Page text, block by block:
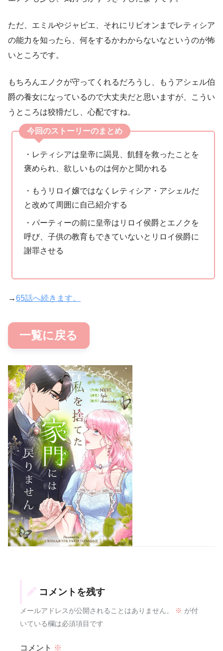
ただ、エミルやジャビエ、それにリビオンまでレティシア
の能力を知ったら、何をするかわからないなというのが怖
いところです。
もちろんエノクが守ってくれるだろうし、もうアシェル伯
爵の養女になっているので大丈夫だと思いますが、こうい
うところは狡猾だし、心配ですね。
今回のストーリーのまとめ
・レティシアは皇帝に謁見、飢饉を救ったことを
褒められ、欲しいものは何かと聞かれる
・もうリロイ嬢ではなくレティシア・アシェルだ
と改めて周囲に自己紹介する
・パーティーの前に皇帝はリロイ侯爵とエノクを
呼び、子供の教育もできていないとリロイ侯爵に
謝罪させる
→65話へ続きます。
一覧に戻る
コメントを残す
メールアドレスが公開されることはありません。 ※ が付
いている欄は必須項目です
コメント ※